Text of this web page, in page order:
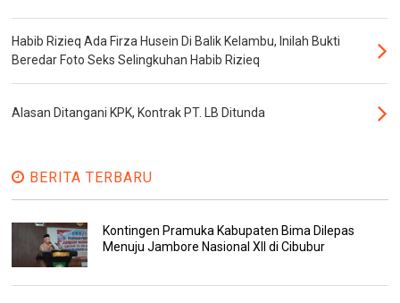
Habib Rizieq Ada Firza Husein Di Balik Kelambu, Inilah Bukti
Beredar Foto Seks Selingkuhan Habib Rizieq
Alasan Ditangani KPK, Kontrak PT. LB Ditunda
BERITA TERBARU
Kontingen Pramuka Kabupaten Bima Dilepas
Menuju Jambore Nasional XII di Cibubur